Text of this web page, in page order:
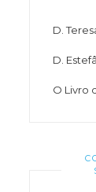
D.
D.
O Livro